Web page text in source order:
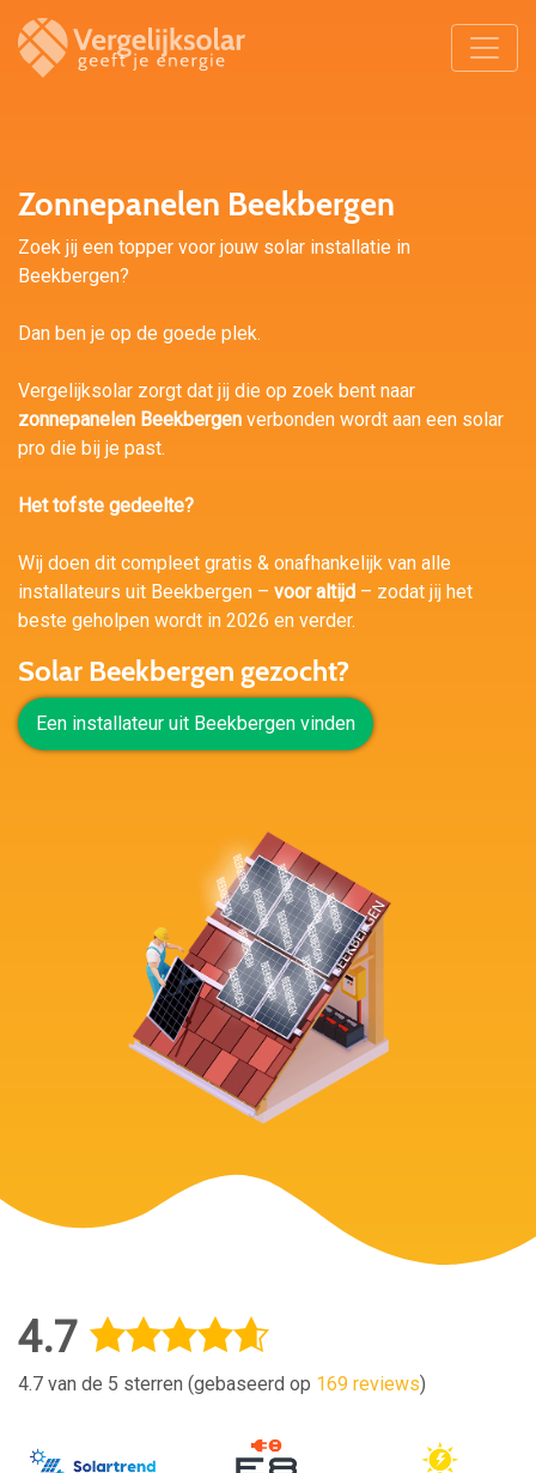
Zonnepanelen Beekbergen
Zoek jij een topper voor jouw solar installatie in
Beekbergen?
Dan ben je op de goede plek.
Vergelijksolar zorgt dat jij die op zoek bent naar
zonnepanelen Beekbergen verbonden wordt aan een solar
pro die bij je past.
Het tofste gedeelte?
Wij doen dit compleet gratis & onafhankelijk van alle
installateurs uit Beekbergen – voor altijd – zodat jij het
beste geholpen wordt in 2026 en verder.
Solar Beekbergen gezocht?
Een installateur uit Beekbergen vinden
4.7
4.7 van de 5 sterren (gebaseerd op 169 reviews)